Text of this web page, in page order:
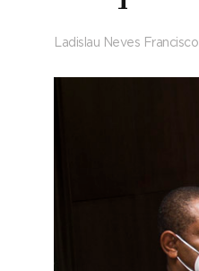
Ladislau Neves Francisco